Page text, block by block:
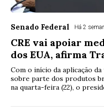
Senado Federal Há 2
CRE vai apoiar
dos EUA, afirma
Com o início da aplicação
sobre parte dos produtos
na quarta-feira (22), o